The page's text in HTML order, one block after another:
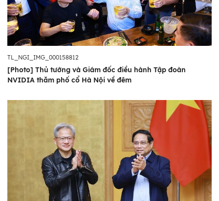
TL_NGI_IMG_000158812
[Photo] Thủ tướng và Giám đốc điều hành Tập đoàn
NVIDIA thăm phố cổ Hà Nội về đêm